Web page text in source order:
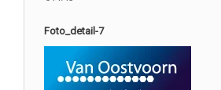
Foto_detail-7